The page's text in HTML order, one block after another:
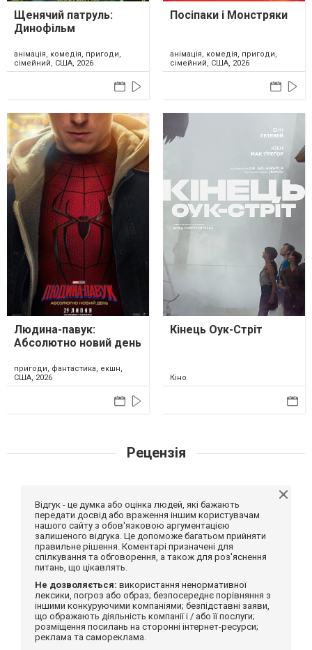
Щенячий патруль:
Динофільм
анімація, комедія, пригоди,
сімейний, США, 2026
Посіпаки і Монстряки
анімація, комедія, пригоди,
сімейний, США, 2026
Людина-павук:
Абсолютно новий день
пригоди, фантастика, екшн,
США, 2026
Кінець Оук-Стріт
Кіно
Рецензія
Відгук - це думка або оцінка людей, які бажають
передати досвід або враження іншим користувачам
нашого сайту з обов'язковою аргументацією
залишеного відгука. Це допоможе багатьом прийняти
правильне рішення. Коментарі призначені для
спілкування та обговорення, а також для роз'яснення
питань, що цікавлять.
Не дозволяється: використання ненормативної
лексики, погроз або образ; безпосереднє порівняння з
іншими конкуруючими компаніями; безпідставні заяви,
що ображають діяльність компанії і / або її послуги;
розміщення посилань на сторонні інтернет-ресурси;
реклама та самореклама.